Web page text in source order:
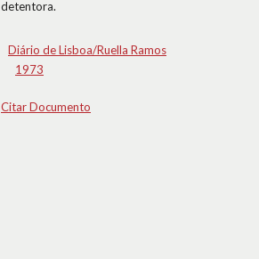
detentora.
Diário de Lisboa/Ruella Ramos
1973
Citar Documento